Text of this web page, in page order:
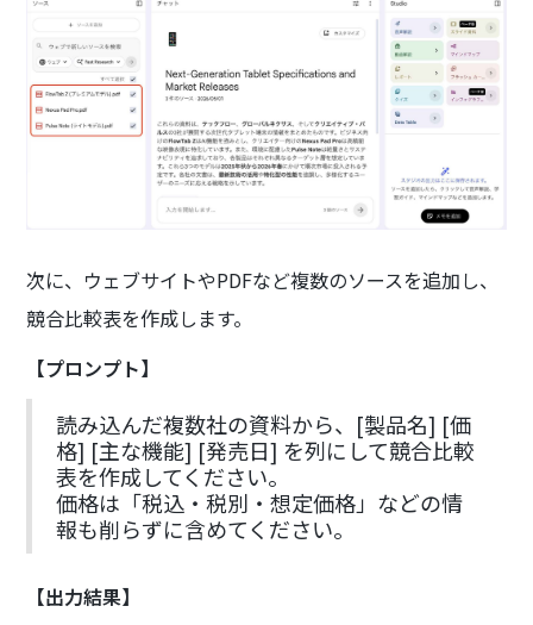
次に、ウェブサイトやPDFなど複数のソースを追加し、
競合比較表を作成します。
【プロンプト】
読み込んだ複数社の資料から、[製品名] [価
格] [主な機能] [発売日] を列にして競合比較
表を作成してください。
価格は「税込・税別・想定価格」などの情
報も削らずに含めてください。
【出力結果】